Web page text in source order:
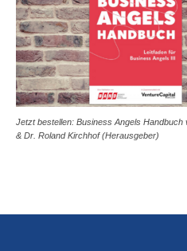
Jetzt bestellen: Business Angels Handbuch
& Dr. Roland Kirchhof (Herausgeber)